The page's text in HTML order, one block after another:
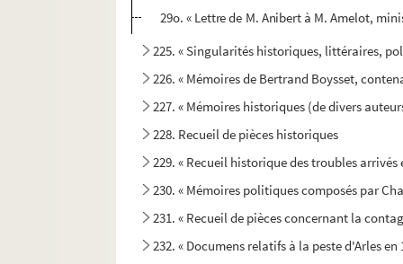
29o. « Lettre de M. Anibert à M. Amelot,
225. « Singularités historiques, littéraires,
226. « Mémoires de Bertrand Boysset,
227. « Mémoires historiques (de divers
228. Recueil de pièces historiques
229. « Recueil historique des troubles
230. « Mémoires politiques composés par
231. « Recueil de pièces concernant la
232. « Documens relatifs à la peste d'Arles en